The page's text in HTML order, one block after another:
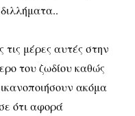
τις μέρες αυτές στην
του ζωδίου καθώς
ακόμα
ότι αφορά